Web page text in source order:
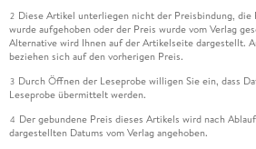
2 Diese Artikel unterliegen nicht der Preisbindung, die
wurde aufgehoben oder der Preis wurde vom Verlag
Alternative wird Ihnen auf der Artikelseite dargestellt.
beziehen sich auf den vorherigen Preis.
3 Durch Öffnen der Leseprobe willigen Sie ein, dass
Leseprobe übermittelt werden.
4 Der gebundene Preis dieses Artikels wird nach
dargestellten Datums vom Verlag angehoben.